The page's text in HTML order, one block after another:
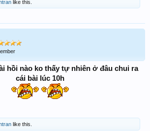
like this.
hồi nào ko thấy tự nhiên ở đâu chui ra
cái bài lúc 10h
like this.